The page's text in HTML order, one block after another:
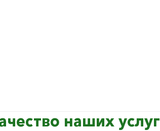
наших услуг